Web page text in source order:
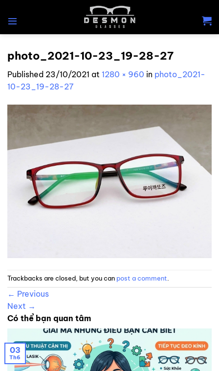
photo_2021-10-23_19-28-27
Published 23/10/2021 at 1280 × 960 in photo_2021-
10-23_19-28-27
Trackbacks are closed, but you can post a comment
← Previous
Next →
Có thể bạn quan tâm
03
Th6